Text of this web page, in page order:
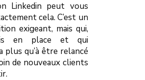
Linkedin peut vous
cela. C’est un
exigeant, mais qui,
en place et qui
plus qu’à être relancé
de nouveaux clients